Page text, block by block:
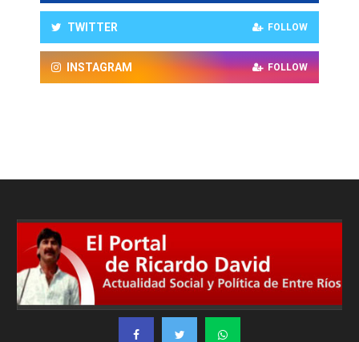
TWITTER FOLLOW
INSTAGRAM FOLLOW